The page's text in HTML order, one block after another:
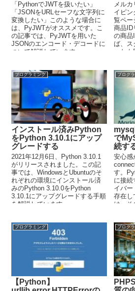
「PythonでJWTを扱いたい」
「JSONをURLセーフな文字列に
変換したい」このような場合に
は、PyJWTがオススメです。こ
の記事では、PyJWTを用いた
JSONのエンコード・デコードに
ついて解説しています。
メル
イピン
覧ペー
商品ID
の商品
ば、ス
った
てい
プログラミング
インストール済みPython
をPython 3.10.1にアップ
グレードする
2021年12月6日、Python 3.10.1
がリリースされました。この記
事では、WindowsとUbuntuのそ
れぞれの環境にインストール済
みのPython 3.10.0をPython
3.10.1にアップグレードする手順
を解説しています。
プログ
で
続す
安心感
す。
に接続
イバー
存在し
は、そ
プログラミング
【Python】
プログ